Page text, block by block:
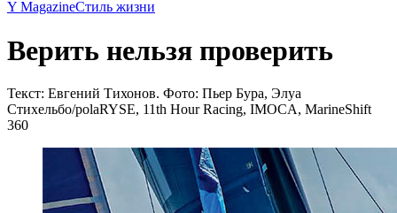
Y MagazineСтиль жизни
Верить нельзя проверить
Текст: Евгений Тихонов. Фото: Пьер Бура, Элуа
Стихельбо/polaRYSE, 11th Hour Racing, IMOCA, MarineShift
360